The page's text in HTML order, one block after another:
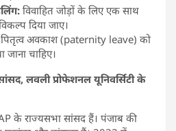
विवाहित जोड़ों के लिए एक साथ
दिया जाए।
अवकाश (paternity leave) को
चाहिए।
लवली प्रोफेशनल यूनिवर्सिटी के
के राज्यसभा सांसद हैं। पंजाब की